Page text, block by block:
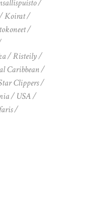
Koirat
Risteily
Caribbean
Clippers
USA